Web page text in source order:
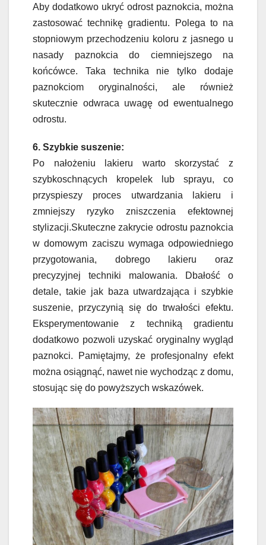
Aby dodatkowo ukryć odrost paznokcia, można
zastosować technikę gradientu. Polega to na
stopniowym przechodzeniu koloru z jasnego u
nasady paznokcia do ciemniejszego na
końcówce. Taka technika nie tylko dodaje
paznokciom oryginalności, ale również
skutecznie odwraca uwagę od ewentualnego
odrostu.
6. Szybkie suszenie:
Po nałożeniu lakieru warto skorzystać z
szybkoschnących kropelek lub sprayu, co
przyspieszy proces utwardzania lakieru i
zmniejszy ryzyko zniszczenia efektownej
stylizacji.Skuteczne zakrycie odrostu paznokcia
w domowym zaciszu wymaga odpowiedniego
przygotowania, dobrego lakieru oraz
precyzyjnej techniki malowania. Dbałość o
detale, takie jak baza utwardzająca i szybkie
suszenie, przyczynią się do trwałości efektu.
Eksperymentowanie z techniką gradientu
dodatkowo pozwoli uzyskać oryginalny wygląd
paznokci. Pamiętajmy, że profesjonalny efekt
można osiągnąć, nawet nie wychodząc z domu,
stosując się do powyższych wskazówek.